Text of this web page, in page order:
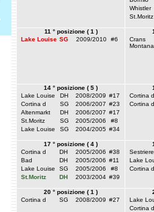
Whistler
St.Moritz
11 ° posizione ( 1 )
Lake Louise SG 2009/2010 #6
Crans
Montana
14 ° posizione ( 5 )
Lake Louise
DH 2008/2009 #17
Cortina d
SG 2006/2007 #23
Altenmarkt
DH 2006/2007 #17
St.Moritz
SG 2005/2006
#8
Lake Louise
SG 2004/2005 #34
Cortina d
Cortina d
17 ° posizione ( 4 )
Cortina d
DH 2005/2006 #38
Bad
DH 2005/2006 #11
Lake Louise
SG 2005/2006
#8
St.Moritz
DH 2003/2004 #39
Sestriere
Lake
Cortina d
20 ° posizione ( 1 )
Cortina d
SG 2008/2009 #27
Lake
Cortina d